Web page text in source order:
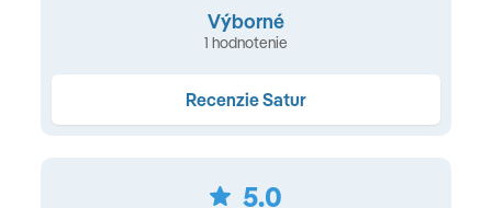
súkromná hotelová pláž s jemným pieskom aj v mori •
pozvoľný vstup do mora • slnečníky a ležadlá (zdarma) •
Ubytovanie
vlasov • telefón • LED TV • trezor (zdarma) • kanvica,
Výborné
1 hodnotenie
Recenzie Satur
5.0